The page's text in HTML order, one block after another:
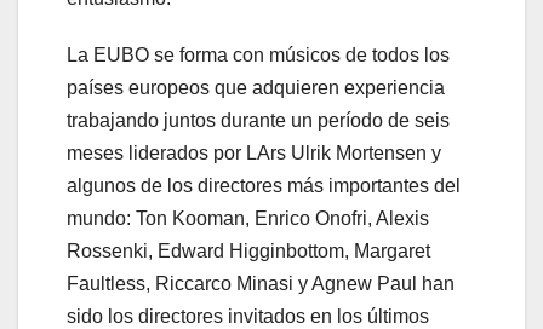
La EUBO se forma con músicos de todos los
países europeos que adquieren experiencia
trabajando juntos durante un período de seis
meses liderados por LArs Ulrik Mortensen y
algunos de los directores más importantes del
mundo: Ton Kooman, Enrico Onofri, Alexis
Rossenki, Edward Higginbottom, Margaret
Faultless, Riccarco Minasi y Agnew Paul han
sido los directores invitados en los últimos